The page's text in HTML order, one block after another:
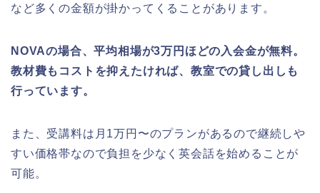
など多くの金額が掛かってくることがあります。
NOVAの場合、平均相場が3万円ほどの入会金が無料。
教材費もコストを抑えたければ、教室での貸し出しも
行っています。
また、受講料は月1万円〜のプランがあるので継続しや
すい価格帯なので負担を少なく英会話を始めることが
可能。